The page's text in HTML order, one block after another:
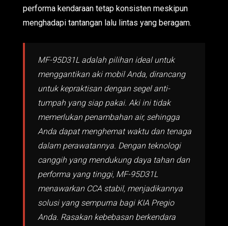
performa kendaraan tetap konsisten meskipun
menghadapi tantangan lalu lintas yang beragam.
MF-95D31L adalah pilihan ideal untuk
menggantikan aki mobil Anda, dirancang
untuk kepraktisan dengan segel anti-
tumpah yang siap pakai. Aki ini tidak
memerlukan penambahan air, sehingga
Anda dapat menghemat waktu dan tenaga
dalam perawatannya. Dengan teknologi
canggih yang mendukung daya tahan dan
performa yang tinggi, MF-95D31L
menawarkan CCA stabil, menjadikannya
solusi yang sempurna bagi KIA Pregio
Anda. Rasakan kebebasan berkendara